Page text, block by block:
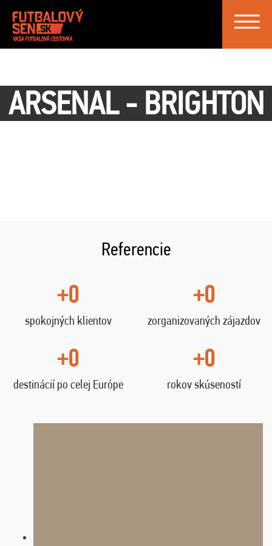
Toggle
ARSENAL - BRIGHTON
Referencie
+0
spokojných klientov
+0
zorganizovaných zájazdov
+0
destinácií po celej Európe
+0
rokov skúseností